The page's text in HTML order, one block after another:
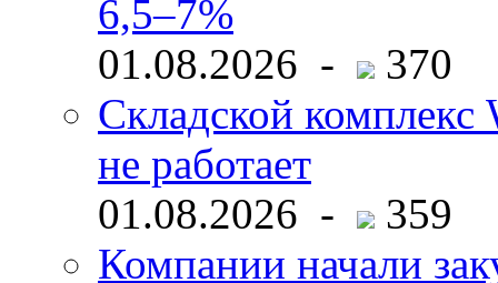
6,5–7%
01.08.2026 -
370
Складской комплекс
не работает
01.08.2026 -
359
Компании начали